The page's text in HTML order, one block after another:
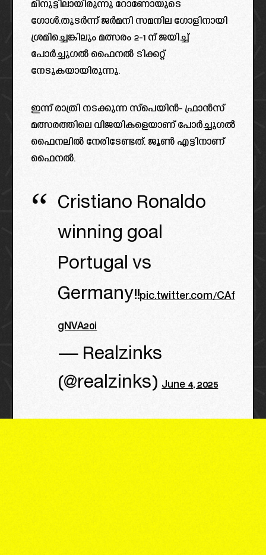
മിനുട്ടിലായിരുന്നു റോണോയുടെ
ഗോൾ.തുടർന്ന് ജർമനി സമനില ഗോളിനായി
ശ്രമിച്ചെങ്കിലും മത്സരം 2-1 ന് ജയിച്ച്
പോർച്ചുഗൽ ഫൈനൽ ടിക്കറ്റ്
നേടുകയായിരുന്നു.
ഇന്ന് രാത്രി നടക്കുന്ന സ്പെയിൻ- ഫ്രാൻസ്
മത്സരത്തിലെ വിജയികളെയാണ് പോർച്ചുഗൽ
ഫൈനലിൽ നേരിടേണ്ടത്. ജൂൺ എട്ടിനാണ്
ഫൈനൽ.
Cristiano Ronaldo
winning goal
Portugal vs
Germany!!pic.twitter.com/CAf
gNVA20i
— Realzinks
(@realzinks)June 4, 2025